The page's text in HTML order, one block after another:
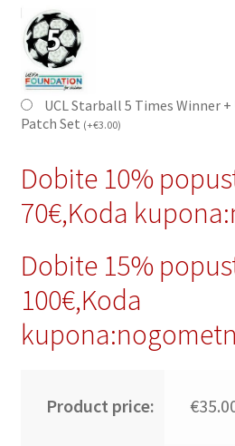
UCL Starball 5 Times Winner +
Patch Set (+€3.00)
Dobite 10%
70€,Koda
Dobite 15%
100€,Koda
Product price: